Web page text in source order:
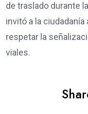
de traslado durante
invitó a la
respetar la
viales.